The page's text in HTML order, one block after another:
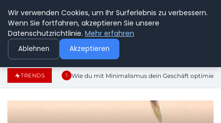
GEDANKENSCHREI
TRENDS 1 Wie du mit Minimalismus dein Geschäft
Wir verwenden Cookies, um Ihr Surferlebnis zu verbessern.
Wenn Sie fortfahren, akzeptieren Sie unsere
Datenschutzrichtlinie. Mehr erfahren
Ablehnen Akzeptieren